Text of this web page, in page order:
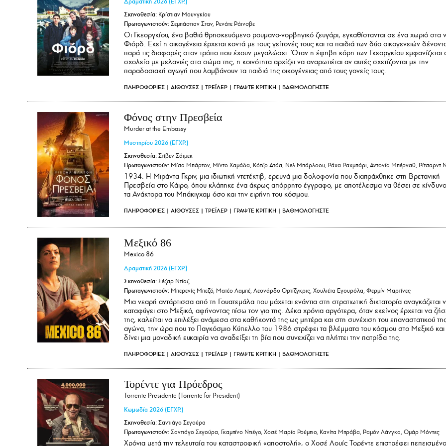
Δραματική2026 (ΕΓΧΡ.)
Σκηνοθεσία: Κρίστιαν Μουνγκίου
Πρωταγωνιστούν: Σεμπάστιαν Σταν, Ρενάτε Ράινσβε
Οι Γκεοργκίου, ένα βαθιά θρησκευόμενο ρουμανο-νορβηγικό ζευγάρι, εγκαθίστανται σε ένα χωριό στα
Φιόρδ. Εκεί η οικογένεια έρχεται κοντά με τους γείτονές τους και τα παιδιά των δύο οικογενειών
παρά τις διαφορές στον τρόπο που έχουν μεγαλώσει. Όταν η έφηβη κόρη των Γκεοργκίου εμφανίζεται
σχολείο με μελανιές στο σώμα της, η κοινότητα αρχίζει να αναρωτιέται αν αυτές σχετίζονται με την
παραδοσιακή αγωγή που λαμβάνουν τα παιδιά της οικογένειας από τους γονείς τους.
ΠΛΗΡΟΦΟΡΙΕΣ | ΑΙΘΟΥΣΕΣ | ΤΡΕΪΛΕΡ | ΓΡΑΨΤΕ ΚΡΙΤΙΚΗ | ΒΑΘΜΟΛΟΓΗΣΤΕ
Φόνος στην Πρεσβεία
Murder at the Embassy
Μυστηρίου2026 (ΕΓΧΡ.)
Σκηνοθεσία: Στίβεν Σάιμεκ
Πρωταγωνιστούν: Μίσα Μπάρτον, Μίντο Χαμάδα, Κότζο Ατάα, Νελ Μπάρλοου, Ράχα Ραχμπάρι, Αντονία Μπέρναθ, Ρίτσαρντ
1934. Η Μιράντα Γκριν, μια ιδιωτική ντετέκτιβ, ερευνά μια δολοφονία που διαπράχθηκε στη Βρετανική
Πρεσβεία στο Κάιρο, όπου κλάπηκε ένα άκρως απόρρητο έγγραφο, με αποτέλεσμα να θέσει σε
τα Ανάκτορα του Μπάκιγχαμ όσο και την ειρήνη του κόσμου.
ΠΛΗΡΟΦΟΡΙΕΣ | ΑΙΘΟΥΣΕΣ | ΤΡΕΪΛΕΡ | ΓΡΑΨΤΕ ΚΡΙΤΙΚΗ | ΒΑΘΜΟΛΟΓΗΣΤΕ
Μεξικό 86
Mexico 86
Δραματική2026 (ΕΓΧΡ.)
Σκηνοθεσία: Σέζαρ Ντίαζ
Πρωταγωνιστούν: Μπερενίς Μπεζό, Ματέο Λαμπέ, Λεονάρδο Ορτίζγκρις, Χουλιέτα Εγουρόλα, Φερμίν Μαρτίνες
Μια νεαρή αντάρτισσα από τη Γουατεμάλα που μάχεται ενάντια στη στρατιωτική δικτατορία αναγκάζεται
καταφύγει στο Μεξικό, αφήνοντας πίσω τον γιο της. Δέκα χρόνια αργότερα, όταν εκείνος έρχεται να
της, καλείται να επιλέξει ανάμεσα στα καθήκοντά της ως μητέρα και στη συνέχιση του επαναστατικού
αγώνα, την ώρα που το Παγκόσμιο Κύπελλο του 1986 στρέφει τα βλέμματα του κόσμου στο Μεξικό και
δίνει μια μοναδική ευκαιρία να αναδείξει τη βία που συνεχίζει να πλήττει την πατρίδα της.
ΠΛΗΡΟΦΟΡΙΕΣ | ΑΙΘΟΥΣΕΣ | ΤΡΕΪΛΕΡ | ΓΡΑΨΤΕ ΚΡΙΤΙΚΗ | ΒΑΘΜΟΛΟΓΗΣΤΕ
Τορέντε για Πρόεδρος
Torrente Presidente (Torrente for President)
Κωμωδία 2026 (ΕΓΧΡ.)
Σκηνοθεσία: Σαντιάγο Σεγούρα
Πρωταγωνιστούν: Σαντιάγο Σεγούρα, Γκαμπίνο Ντιέγο, Χοσέ Μαρία Ρούμπιο, Κανίτα Μπράβα, Ραμόν Λάνγκα, Ομάρ Μόντες
Χρόνια μετά την τελευταία του καταστροφική «αποστολή», ο Χοσέ Λουίς Τορέντε επιστρέφει